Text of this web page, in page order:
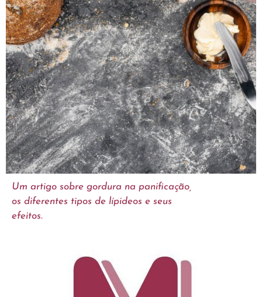
Um artigo sobre gordura na panificação,
os diferentes tipos de lípideos e seus
efeitos.